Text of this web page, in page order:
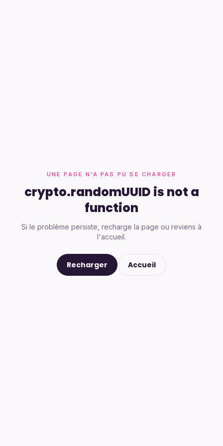
UNE PAGE N'A PAS PU SE CHARGER
crypto.randomUUID is not a
function
Si le problème persiste, recharge la page ou reviens à
l'accueil.
Recharger Accueil